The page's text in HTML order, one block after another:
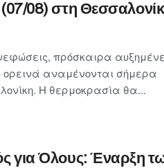
08) στη
πρόσκαιρα
αναμένονται σήμερα
Η θερμοκρασία θα...
για Όλους: Έναρξη